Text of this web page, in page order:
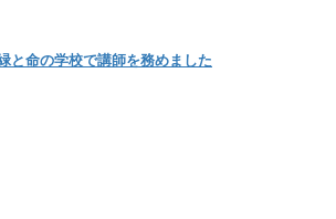
と命の学校で講師を務めました